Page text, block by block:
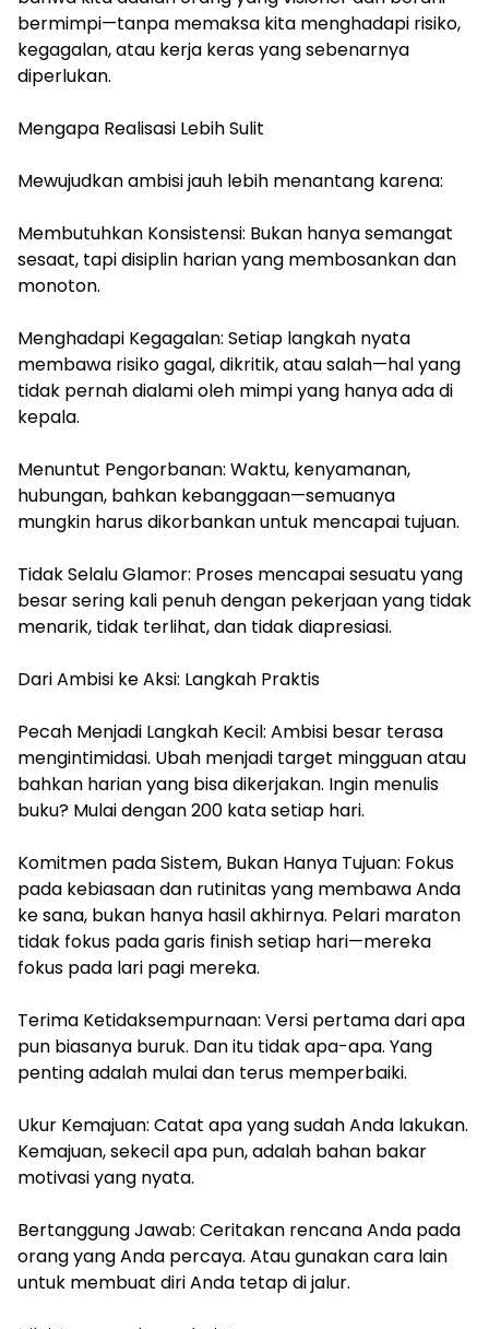
bermimpi—tanpa memaksa kita menghadapi risiko,
kegagalan, atau kerja keras yang sebenarnya
diperlukan.
Mengapa Realisasi Lebih Sulit
Mewujudkan ambisi jauh lebih menantang karena:
Membutuhkan Konsistensi: Bukan hanya semangat
sesaat, tapi disiplin harian yang membosankan dan
monoton.
Menghadapi Kegagalan: Setiap langkah nyata
membawa risiko gagal, dikritik, atau salah—hal yang
tidak pernah dialami oleh mimpi yang hanya ada di
kepala.
Menuntut Pengorbanan: Waktu, kenyamanan,
hubungan, bahkan kebanggaan—semuanya
mungkin harus dikorbankan untuk mencapai tujuan.
Tidak Selalu Glamor: Proses mencapai sesuatu yang
besar sering kali penuh dengan pekerjaan yang tidak
menarik, tidak terlihat, dan tidak diapresiasi.
Dari Ambisi ke Aksi: Langkah Praktis
Pecah Menjadi Langkah Kecil: Ambisi besar terasa
mengintimidasi. Ubah menjadi target mingguan atau
bahkan harian yang bisa dikerjakan. Ingin menulis
buku? Mulai dengan 200 kata setiap hari.
Komitmen pada Sistem, Bukan Hanya Tujuan: Fokus
pada kebiasaan dan rutinitas yang membawa Anda
ke sana, bukan hanya hasil akhirnya. Pelari maraton
tidak fokus pada garis finish setiap hari—mereka
fokus pada lari pagi mereka.
Terima Ketidaksempurnaan: Versi pertama dari apa
pun biasanya buruk. Dan itu tidak apa-apa. Yang
penting adalah mulai dan terus memperbaiki.
Ukur Kemajuan: Catat apa yang sudah Anda lakukan.
Kemajuan, sekecil apa pun, adalah bahan bakar
motivasi yang nyata.
Bertanggung Jawab: Ceritakan rencana Anda pada
orang yang Anda percaya. Atau gunakan cara lain
untuk membuat diri Anda tetap di jalur.